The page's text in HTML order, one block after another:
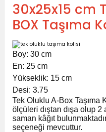
30x25x15 cm
BOX Taşıma
Boy: 30 cm
En: 25 cm
Yükseklik: 15 cm
Desi: 3.75
Tek Oluklu A-Box Taşıma
ölçüleri dıştan dışa olup
saman kâğıt
seçeneği mevcuttur.